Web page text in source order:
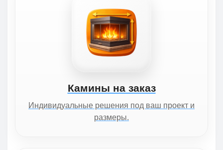
Камины на заказ
Индивидуальные решения под ваш проект и
размеры.